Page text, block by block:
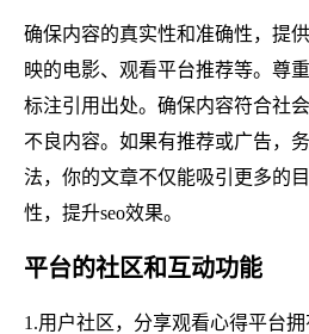
确保内容的真实性和准确性，提
映的电影、观看平台推荐等。尊
标注引用出处。确保内容符合社
不良内容。如果有推荐或广告，
法，你的文章不仅能吸引更多的
性，提升seo效果。
平台的社区和互动功能
1.用户社区，分享观看心得平台